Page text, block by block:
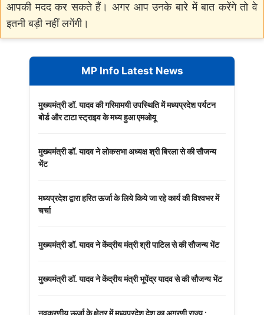
आपकी मदद कर सकते हैं। अगर आप उनके बारे में बात करेंगे तो वे
इतनी बड़ी नहीं लगेंगी।
MP Info Latest News
मुख्यमंत्री डॉ. यादव की गरिमामयी उपस्थिति में मध्यप्रदेश पर्यटन
बोर्ड और टाटा स्ट्राइव के मध्य हुआ एमओयू
मुख्यमंत्री डॉ. यादव ने लोकसभा अध्यक्ष श्री बिरला से की सौजन्य
भेंट
मध्यप्रदेश द्वारा हरित ऊर्जा के लिये किये जा रहे कार्य की विश्वभर में
चर्चा
मुख्यमंत्री डॉ. यादव ने केंद्रीय मंत्री श्री पाटिल से की सौजन्य भेंट
मुख्यमंत्री डॉ. यादव ने केंद्रीय मंत्री भूपेंद्र यादव से की सौजन्य भेंट